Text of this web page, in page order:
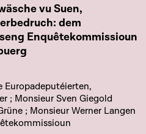
vu Suen,
dem
Enquêtekommissioun
Europadeputéierten,
; Monsieur Sven Giegold
; Monsieur Werner Langen